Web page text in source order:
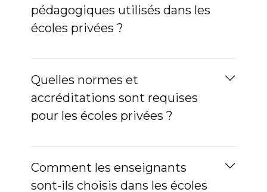
pédagogiques utilisés dans les
écoles privées ?
Quelles normes et
accréditations sont requises
pour les écoles privées ?
Comment les enseignants
sont-ils choisis dans les écoles